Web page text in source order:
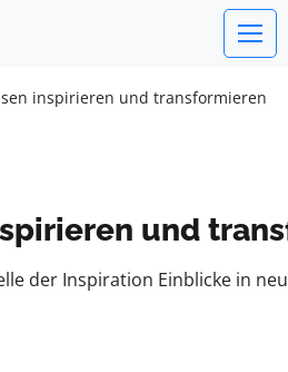
inspirieren und transformieren
und
der Inspiration Einblicke in